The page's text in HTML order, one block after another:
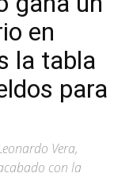
en
la tabla
para
Vera,
con la